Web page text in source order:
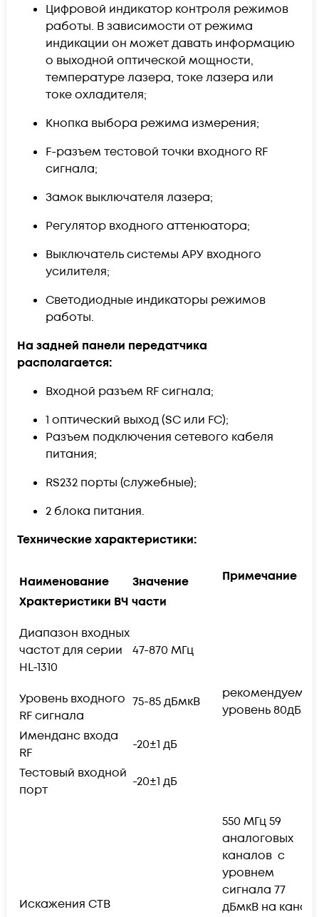
Цифровой индикатор контроля режимов
работы. В зависимости от режима
индикации он может давать информацию
о выходной оптической мощности,
температуре лазера, токе лазера или
токе охладителя;
Кнопка выбора режима измерения;
F-разъем тестовой точки входного RF
сигнала;
Замок выключателя лазера;
Регулятор входного аттенюатора;
Выключатель системы АРУ входного
усилителя;
Светодиодные индикаторы режимов
работы.
На задней панели передатчика
располагается:
Входной разъем RF сигнала;
1 оптический выход (SC или FC);
Разъем подключения сетевого кабеля
питания;
RS232 порты (служебные);
2 блока питания.
Технические характеристики:
Наименование Значение
Примечание
Храктеристики ВЧ части
Диапазон входных
частот для серии
HL-1310
47-870 МГц
Уровень входного
RF сигнала
75-85 дБмкВ
рекомендуемый
уровень
Именданс входа
RF
-20±1 дБ
Тестовый входной
порт
-20±1 дБ
Искажения CTB
550 МГц 59
аналоговых
каналов с
уровнем
сигнала 77
дБмкВ на канал